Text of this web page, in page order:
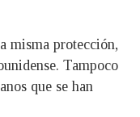
misma protección,
Tampoco
que se han